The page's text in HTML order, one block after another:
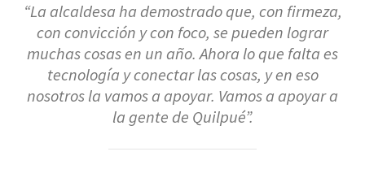
“La alcaldesa ha demostrado que, con firmeza,
con convicción y con foco, se pueden lograr
muchas cosas en un año. Ahora lo que falta es
tecnología y conectar las cosas, y en eso
nosotros la vamos a apoyar. Vamos a apoyar a
la gente de Quilpué”.